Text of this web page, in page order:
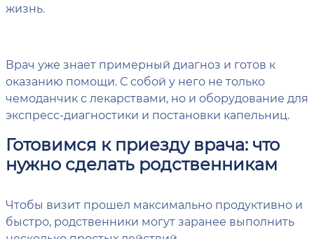
жизнь.
Врач уже знает примерный диагноз и готов к
оказанию помощи. С собой у него не только
чемоданчик с лекарствами, но и оборудование для
экспресс-диагностики и постановки капельниц.
Готовимся к приезду врача: что
нужно сделать родственникам
Чтобы визит прошел максимально продуктивно и
быстро, родственники могут заранее выполнить